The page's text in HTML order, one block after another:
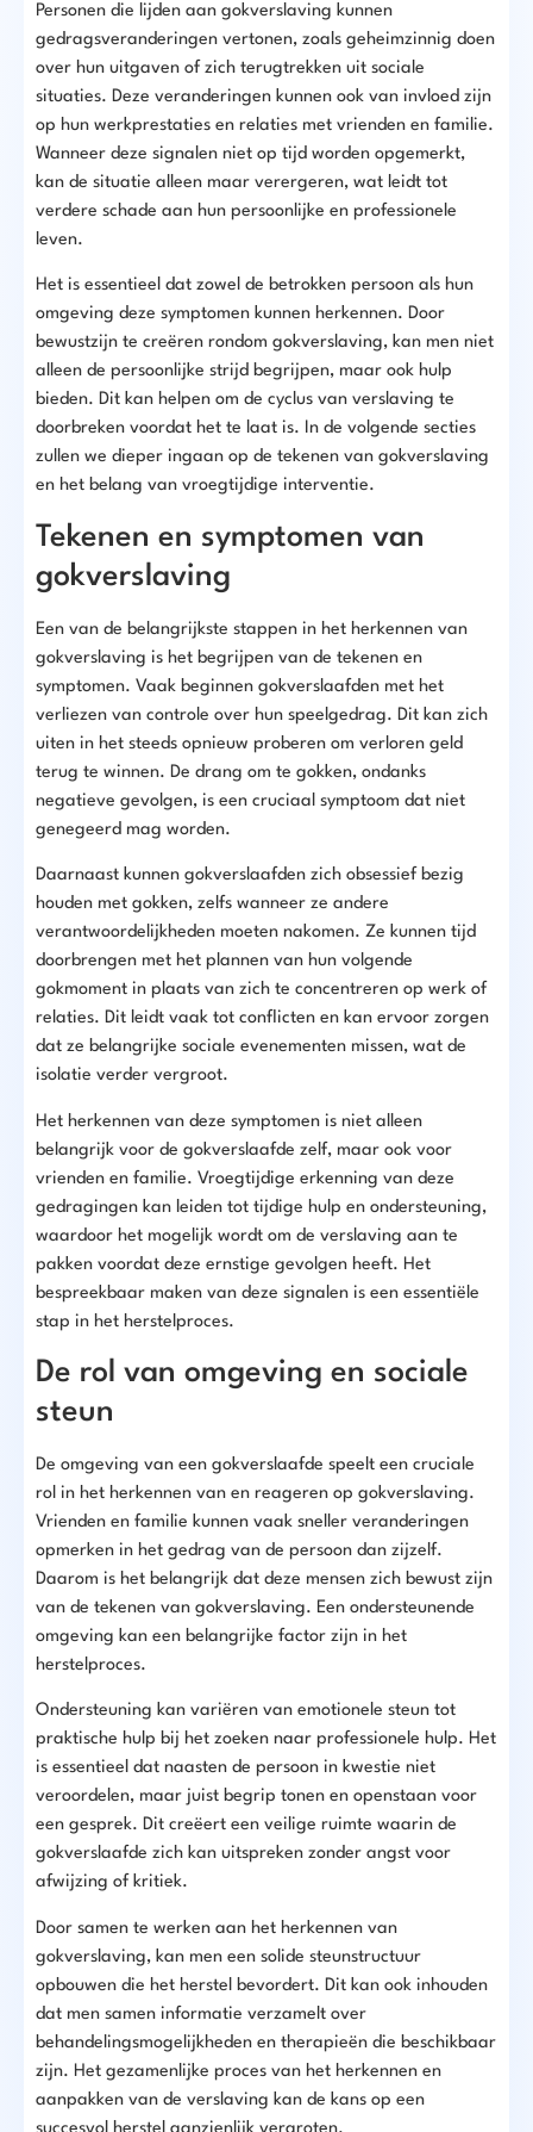
Personen die lijden aan gokverslaving kunnen
gedragsveranderingen vertonen, zoals geheimzinnig doen
over hun uitgaven of zich terugtrekken uit sociale
situaties. Deze veranderingen kunnen ook van invloed zijn
op hun werkprestaties en relaties met vrienden en familie.
Wanneer deze signalen niet op tijd worden opgemerkt,
kan de situatie alleen maar verergeren, wat leidt tot
verdere schade aan hun persoonlijke en professionele
leven.
Het is essentieel dat zowel de betrokken persoon als hun
omgeving deze symptomen kunnen herkennen. Door
bewustzijn te creëren rondom gokverslaving, kan men niet
alleen de persoonlijke strijd begrijpen, maar ook hulp
bieden. Dit kan helpen om de cyclus van verslaving te
doorbreken voordat het te laat is. In de volgende secties
zullen we dieper ingaan op de tekenen van gokverslaving
en het belang van vroegtijdige interventie.
Tekenen en symptomen van
gokverslaving
Een van de belangrijkste stappen in het herkennen van
gokverslaving is het begrijpen van de tekenen en
symptomen. Vaak beginnen gokverslaafden met het
verliezen van controle over hun speelgedrag. Dit kan zich
uiten in het steeds opnieuw proberen om verloren geld
terug te winnen. De drang om te gokken, ondanks
negatieve gevolgen, is een cruciaal symptoom dat niet
genegeerd mag worden.
Daarnaast kunnen gokverslaafden zich obsessief bezig
houden met gokken, zelfs wanneer ze andere
verantwoordelijkheden moeten nakomen. Ze kunnen tijd
doorbrengen met het plannen van hun volgende
gokmoment in plaats van zich te concentreren op werk of
relaties. Dit leidt vaak tot conflicten en kan ervoor zorgen
dat ze belangrijke sociale evenementen missen, wat de
isolatie verder vergroot.
Het herkennen van deze symptomen is niet alleen
belangrijk voor de gokverslaafde zelf, maar ook voor
vrienden en familie. Vroegtijdige erkenning van deze
gedragingen kan leiden tot tijdige hulp en ondersteuning,
waardoor het mogelijk wordt om de verslaving aan te
pakken voordat deze ernstige gevolgen heeft. Het
bespreekbaar maken van deze signalen is een essentiële
stap in het herstelproces.
De rol van omgeving en sociale
steun
De omgeving van een gokverslaafde speelt een cruciale
rol in het herkennen van en reageren op gokverslaving.
Vrienden en familie kunnen vaak sneller veranderingen
opmerken in het gedrag van de persoon dan zijzelf.
Daarom is het belangrijk dat deze mensen zich bewust zijn
van de tekenen van gokverslaving. Een ondersteunende
omgeving kan een belangrijke factor zijn in het
herstelproces.
Ondersteuning kan variëren van emotionele steun tot
praktische hulp bij het zoeken naar professionele hulp. Het
is essentieel dat naasten de persoon in kwestie niet
veroordelen, maar juist begrip tonen en openstaan voor
een gesprek. Dit creëert een veilige ruimte waarin de
gokverslaafde zich kan uitspreken zonder angst voor
afwijzing of kritiek.
Door samen te werken aan het herkennen van
gokverslaving, kan men een solide steunstructuur
opbouwen die het herstel bevordert. Dit kan ook inhouden
dat men samen informatie verzamelt over
behandelingsmogelijkheden en therapieën die beschikbaar
zijn. Het gezamenlijke proces van het herkennen en
aanpakken van de verslaving kan de kans op een